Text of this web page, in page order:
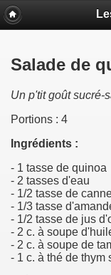
Salade de
Un p'tit goût sucré-
Portions : 4
Ingrédients :
- 1 tasse de quinoa
- 2 tasses d'eau
- 1/2 tasse de
- 1/3 tasse
- 1/2 tasse de jus
- 2 c. à soupe
- 2 c. à soupe de
- 1 c. à thé de